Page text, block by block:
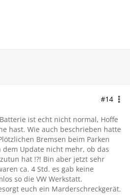
#14
ist echt nicht normal, Hoffe
hast. Wie auch beschrieben hatte
Bremsen beim Parken
Update nicht mehr, ob das
hat !?! Bin aber jetzt sehr
ca. 4 Std. es gab keine
so die VW Werkstatt.
euch ein Marderschreckgerät.